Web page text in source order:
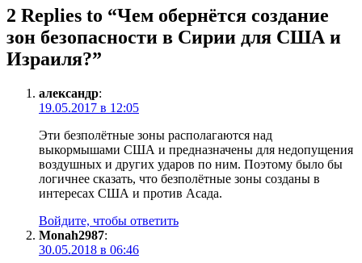
2 Replies to “Чем обернётся создание
зон безопасности в Сирии для США и
Израиля?”
александр:
19.05.2017 в 12:05
Эти безполётные зоны располагаются над
выкормышами США и предназначены для недопущения
воздушных и других ударов по ним. Поэтому было бы
логичнее сказать, что безполётные зоны созданы в
интересах США и против Асада.
Войдите, чтобы ответить
Monah2987:
30.05.2018 в 06:46